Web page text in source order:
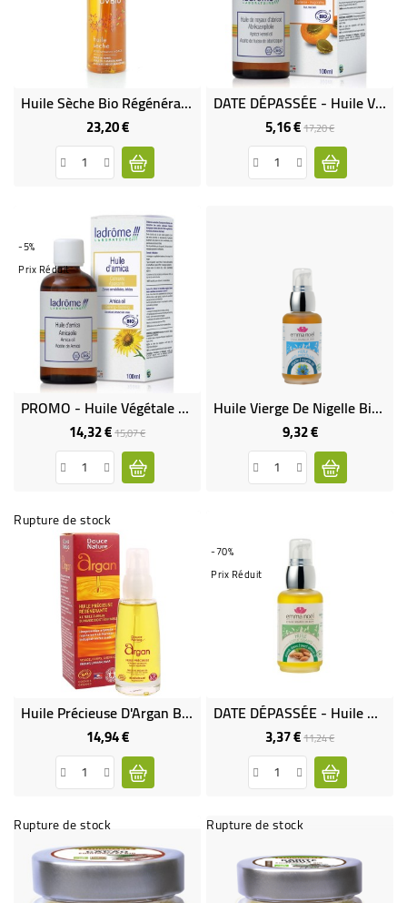
Huile Sèche Bio Régénérante Et Anti-Âge
23,20 €Prix
DATE DÉPASSÉE - Huile Végétale De Noyau D'abricot Bio - DERNIERS STOCKS
5,16 €Prix
de
base
17,20 €Prix
-5%
Prix Réduit
PROMO - Huile Végétale D'arnica Bio
14,32 €Prix
de
base
15,07 €Prix
Huile Vierge De Nigelle Bio & Equitable (100% Nigelle)
9,32 €Prix
Rupture de stock
Huile Précieuse D'Argan Bio Et Equitable
14,94 €Prix
-70%
Prix Réduit
DATE DÉPASSÉE - Huile Adoucissante Amande Douce Bio & Equitable
3,37 €Prix
de
base
11,24 €Prix
Rupture de stock Rupture de stock